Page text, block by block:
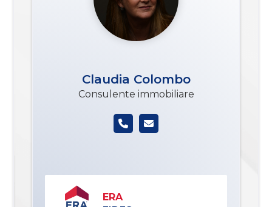
Claudia Colombo
Consulente immobiliare
ERA